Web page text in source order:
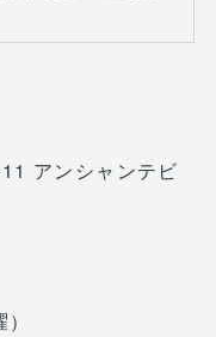
アンシャンテビ